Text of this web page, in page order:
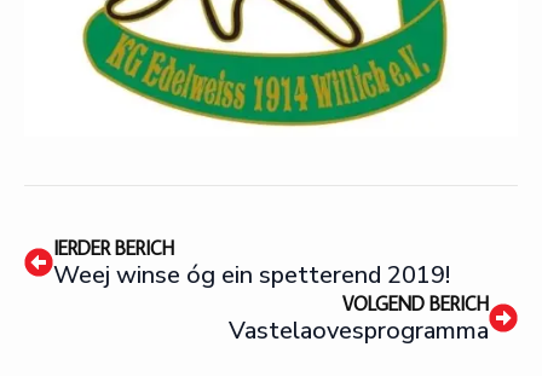
IERDER BERICH
Weej winse óg ein spetterend 2019!
VOLGEND BERICH
Vastelaovesprogramma